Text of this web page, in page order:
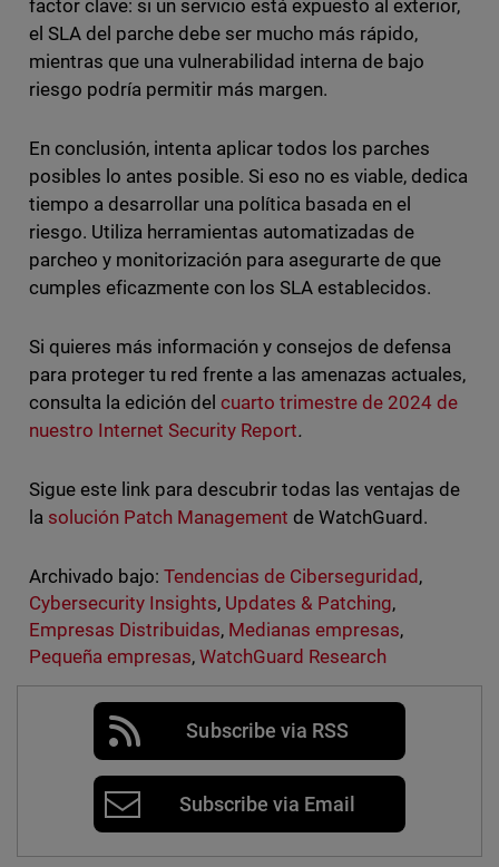
factor clave: si un servicio está expuesto al exterior,
el SLA del parche debe ser mucho más rápido,
mientras que una vulnerabilidad interna de bajo
riesgo podría permitir más margen.
En conclusión, intenta aplicar todos los parches
posibles lo antes posible. Si eso no es viable, dedica
tiempo a desarrollar una política basada en el
riesgo. Utiliza herramientas automatizadas de
parcheo y monitorización para asegurarte de que
cumples eficazmente con los SLA establecidos.
Si quieres más información y consejos de defensa
para proteger tu red frente a las amenazas actuales,
consulta la edición del cuarto trimestre de 2024 de
nuestro Internet Security Report.
Sigue este link para descubrir todas las ventajas de
la solución Patch Management de WatchGuard.
Archivado bajo: Tendencias de Ciberseguridad ,
Cybersecurity Insights, Updates & Patching,
Empresas Distribuidas, Medianas empresas,
Pequeña empresas, WatchGuard Research
Subscribe via RSS
Subscribe via Email